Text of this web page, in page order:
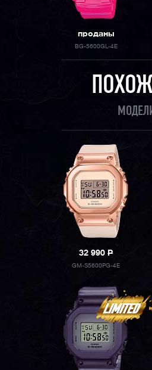
проданы
BG-5600GL-4E
32 990P
GM-S5600PG-4E